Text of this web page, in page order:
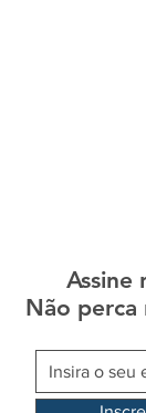
Assine
Não perca